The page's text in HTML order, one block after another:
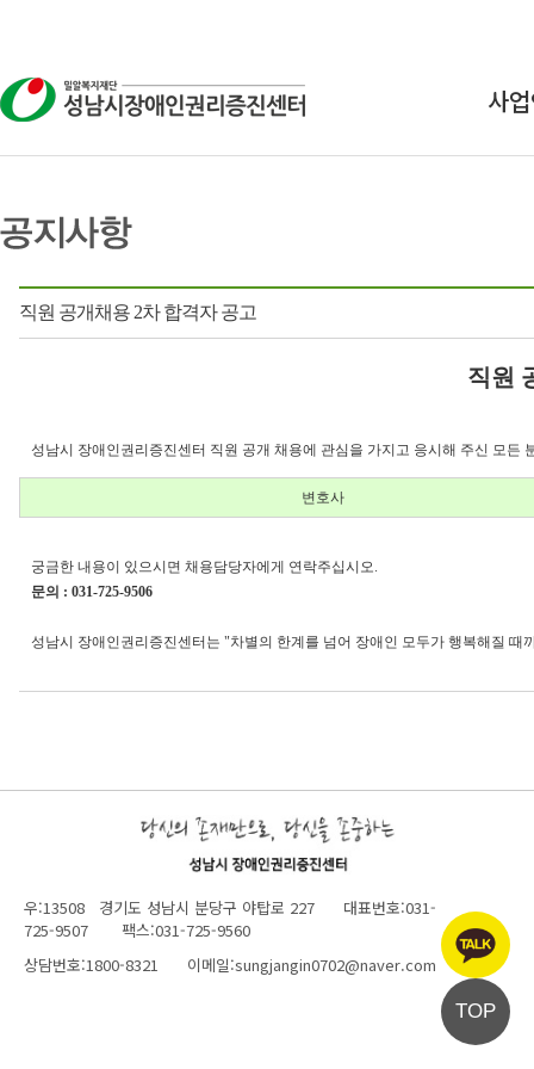
사
직원 공개채용 2차 합격자 공고
직원
성남시 장애인권리증진센터 직원 공개 채용에 관심을 가지고 응시해 주신 모든
변호사
궁금한 내용이 있으시면 채용담당자에게 연락주십시오.
문의 : 031-725-9506
성남시 장애인권리증진센터는 "차별의 한계를 넘어 장애인 모두가 행복해질 때
우:13508 경기도 성남시 분당구 야탑로 227 대표번호:031-
725-9507 팩스:031-725-9560
상담번호:1800-8321 이메일:sungjangin0702@naver.com
TOP